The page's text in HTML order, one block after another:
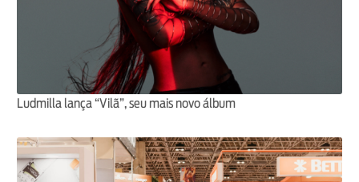
Ludmilla lança “Vilã”, seu mais novo álbum